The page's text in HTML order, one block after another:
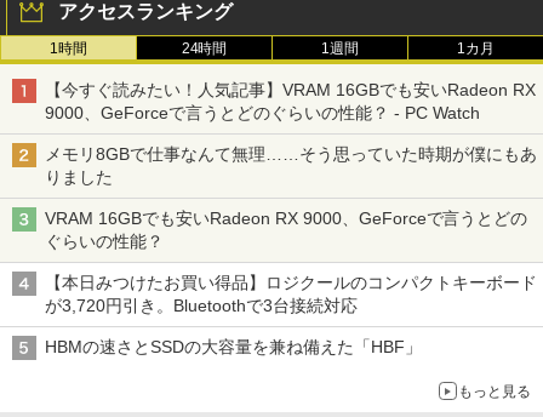
アクセスランキング
1時間 24時間 1週間 1カ月
【今すぐ読みたい！人気記事】VRAM 16GBでも安いRadeon RX
9000、GeForceで言うとどのぐらいの性能？ - PC Watch
メモリ8GBで仕事なんて無理……そう思っていた時期が僕にもあ
りました
VRAM 16GBでも安いRadeon RX 9000、GeForceで言うとどの
ぐらいの性能？
【本日みつけたお買い得品】ロジクールのコンパクトキーボード
が3,720円引き。Bluetoothで3台接続対応
HBMの速さとSSDの大容量を兼ね備えた「HBF」
もっと見る